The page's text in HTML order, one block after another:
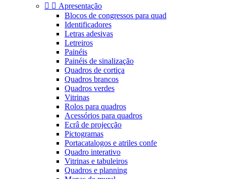
  Apresentação
Blocos de congressos para quad
Identificadores
Letras adesivas
Letreiros
Painéis
Painéis de sinalização
Quadros de cortiça
Quadros brancos
Quadros verdes
Vitrinas
Rolos para quadros
Acessórios para quadros
Ecrâ de projecção
Pictogramas
Portacatalogos e atriles confe
Quadro interativo
Vitrinas e tabuleiros
Quadros e planning